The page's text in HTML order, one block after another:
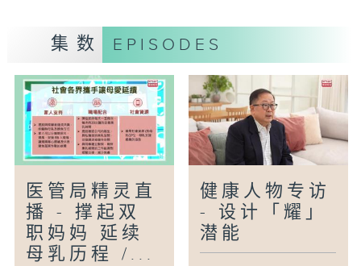
集数 EPISODES
医管局精灵直
播 - 撑起双
职妈妈 延续
母乳历程 /...
健康人物专访
- 设计「耀」
潜能